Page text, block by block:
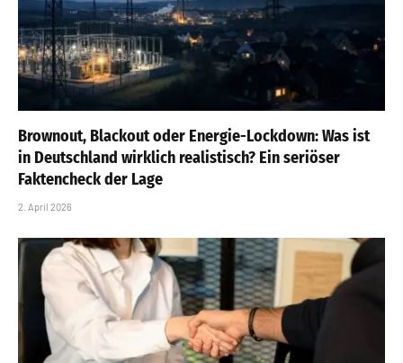
Brownout, Blackout oder Energie-Lockdown: Was ist
in Deutschland wirklich realistisch? Ein seriöser
Faktencheck der Lage
2. April 2026